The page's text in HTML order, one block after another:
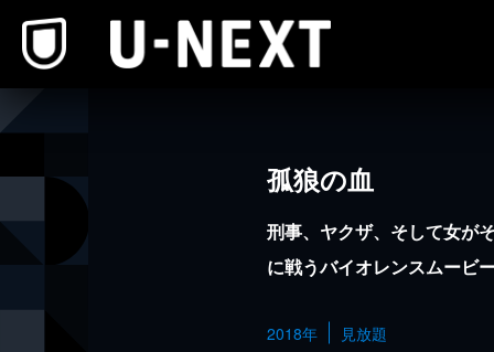
孤狼の血
刑事、ヤクザ、そして女が
に戦うバイオレンスムービ
2018年 見放題